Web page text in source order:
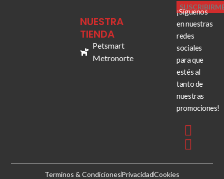
NUESTRA
TIENDA
Petsmart
Metronorte
¡Síguenos
en nuestras
redes
sociales
para que
estés al
tanto de
nuestras
promociones!
Terminos & CondicionesPrivacidadCookies